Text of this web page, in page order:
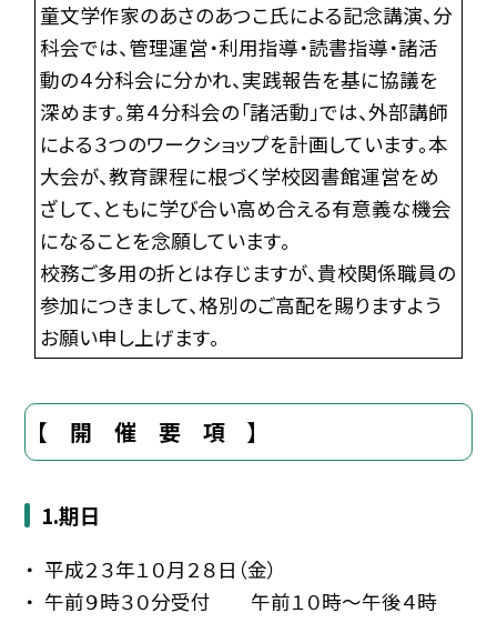
童文学作家のあさのあつこ氏による記念講演、分
科会では、管理運営・利用指導・読書指導・諸活
動の４分科会に分かれ、実践報告を基に協議を
深めます。第４分科会の「諸活動」では、外部講師
による３つのワークショップを計画しています。本
大会が、教育課程に根づく学校図書館運営をめ
ざして、ともに学び合い高め合える有意義な機会
になることを念願しています。
校務ご多用の折とは存じますが、貴校関係職員の
参加につきまして、格別のご高配を賜りますよう
お願い申し上げます。
【 開 催 要 項 】
1.期日
平成２３年１０月２８日（金）
午前９時３０分受付 午前１０時〜午後４時